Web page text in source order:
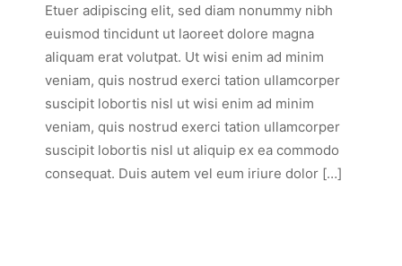
Etuer adipiscing elit, sed diam nonummy nibh
euismod tincidunt ut laoreet dolore magna
aliquam erat volutpat. Ut wisi enim ad minim
veniam, quis nostrud exerci tation ullamcorper
suscipit lobortis nisl ut wisi enim ad minim
veniam, quis nostrud exerci tation ullamcorper
suscipit lobortis nisl ut aliquip ex ea commodo
consequat. Duis autem vel eum iriure dolor […]